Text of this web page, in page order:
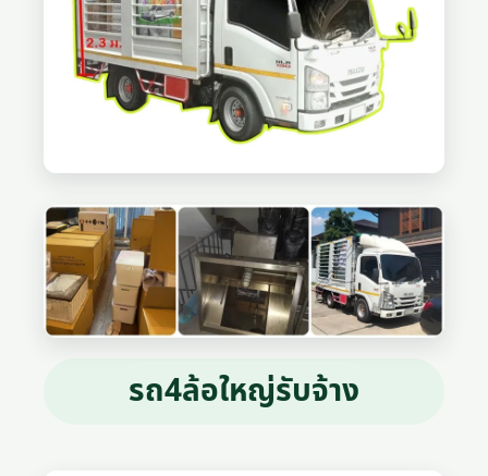
รถ4ล้อใหญ่รับจ้าง